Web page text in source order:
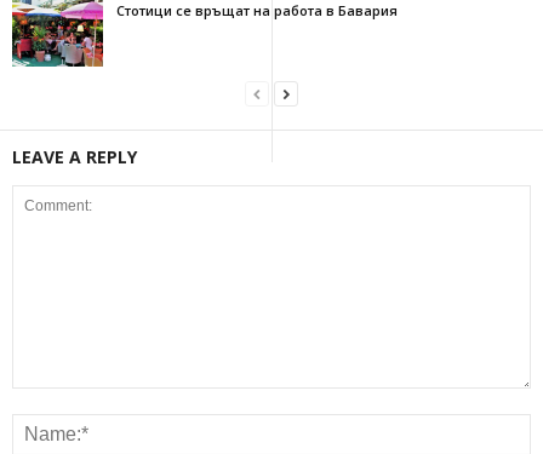
Стотици се връщат на работа в Бавария
LEAVE A REPLY